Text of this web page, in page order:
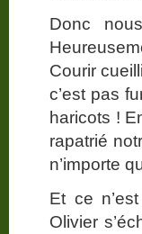
Donc
Courir
c’est pas
haricots !
rapatrié
n’importe
Et ce
Olivier